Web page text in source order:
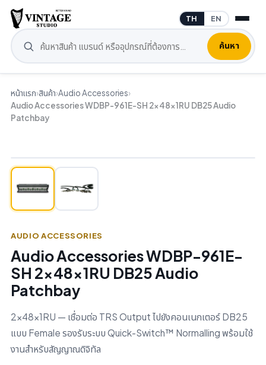
ค้นหา
TH EN
หน้าแรก›สินค้า›Audio Accessories›
Audio Accessories WDBP-961E-SH 2x48x1RU DB25 Audio
Patchbay
AUDIO ACCESSORIES
Audio Accessories WDBP-961E-
SH 2x48x1RU DB25 Audio
Patchbay
2x48x1RU — เชื่อมต่อ TRS Output ไปยังคอนเนกเตอร์ DB25
แบบ Female รองรับระบบ Quick-Switch™ Normalling พร้อมใช้
งานสำหรับสัญญาณดิจิทัล